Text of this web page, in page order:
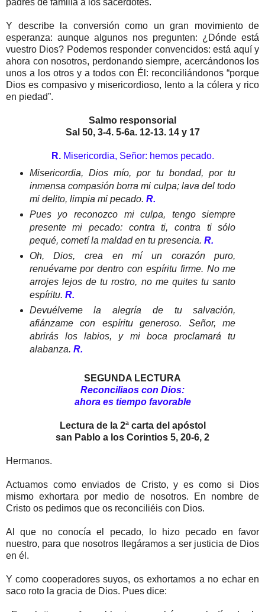
padres de familia a los sacerdotes.
Y describe la conversión como un gran movimiento de
esperanza: aunque algunos nos pregunten: ¿Dónde está
vuestro Dios? Podemos responder convencidos: está aquí y
ahora con nosotros, perdonando siempre, acercándonos los
unos a los otros y a todos con Él: reconciliándonos “porque
Dios es compasivo y misericordioso, lento a la cólera y rico
en piedad”.
Salmo responsorial
Sal 50, 3-4. 5-6a. 12-13. 14 y 17
R.Misericordia, Señor: hemos pecado.
Misericordia, Dios mío, por tu bondad, por tu
inmensa compasión borra mi culpa; lava del todo
mi delito, limpia mi pecado. R.
Pues yo reconozco mi culpa, tengo siempre
presente mi pecado: contra ti, contra ti sólo
pequé, cometí la maldad en tu presencia. R.
Oh, Dios, crea en mí un corazón puro,
renuévame por dentro con espíritu firme. No me
arrojes lejos de tu rostro, no me quites tu santo
espíritu. R.
Devuélveme la alegría de tu salvación,
afiánzame con espíritu generoso. Señor, me
abrirás los labios, y mi boca proclamará tu
alabanza. R.
SEGUNDA LECTURA
Reconciliaos con Dios:
ahora es tiempo favorable
Lectura de la 2ª carta del apóstol
san Pablo a los Corintios 5, 20-6, 2
Hermanos.
Actuamos como enviados de Cristo, y es como si Dios
mismo exhortara por medio de nosotros. En nombre de
Cristo os pedimos que os reconciliéis con Dios.
Al que no conocía el pecado, lo hizo pecado en favor
nuestro, para que nosotros llegáramos a ser justicia de Dios
en él.
Y como cooperadores suyos, os exhortamos a no echar en
saco roto la gracia de Dios. Pues dice: